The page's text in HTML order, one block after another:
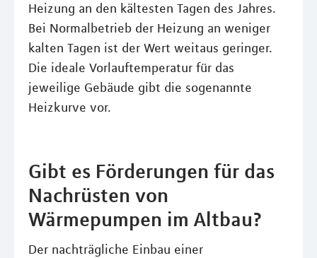
Heizung an den kältesten Tagen des Jahres.
Bei Normalbetrieb der Heizung an weniger
kalten Tagen ist der Wert weitaus geringer.
Die ideale Vorlauftemperatur für das
jeweilige Gebäude gibt die sogenannte
Heizkurve vor.
Gibt es Förderungen für das
Nachrüsten von
Wärmepumpen im Altbau?
Der nachträgliche Einbau einer